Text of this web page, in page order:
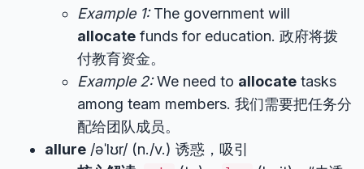
Example 1:The government will
allocate funds for education. 政府将拨
付教育资金。
Example 2:We need to allocate tasks
among team members. 我们需要把任务分
配给团队成员。
allure /əˈlʊr/ (n./v.) 诱惑，吸引